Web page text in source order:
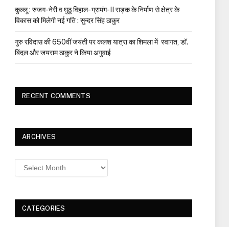
कुल्लू : रुजग-नेरी व घुठू विहाल- ग्रामंग-II सड़क के निर्माण से क्षेत्र के
विकास को मिलेगी नई गति : सुन्दर सिंह ठाकुर
गुरु रविदास की 650वीं जयंती पर कलश यात्रा का शिमला में स्वागत, डॉ.
बिंदल और जयराम ठाकुर ने किया अगुवाई
RECENT COMMENTS
ARCHIVES
Archives
CATEGORIES